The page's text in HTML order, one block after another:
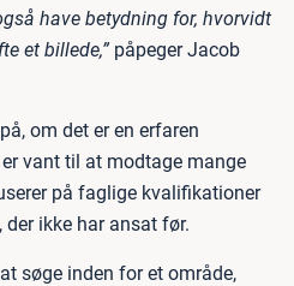
have betydning for, hvorvidt
et billede,” påpeger Jacob
om det er en erfaren
vant til at modtage mange
på faglige kvalifikationer
der ikke har ansat før.
søge inden for et område,